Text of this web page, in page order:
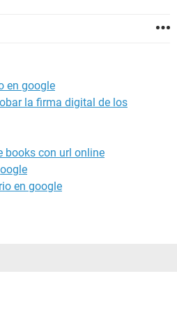
en google
la firma digital de los
books con url online
en google